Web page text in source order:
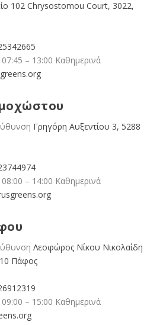
102 Chrysostomou Court, 3022,
– 13:00 Καθημερινά
Γρηγόρη Αυξεντίου 3, 5288
– 14:00 Καθημερινά
Λεοφώρος Νίκου Νικολαίδη
Πάφος
– 15:00 Καθημερινά